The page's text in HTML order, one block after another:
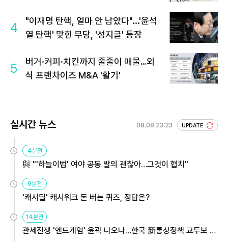
4
"이재명 탄핵, 얼마 안 남았다"...'윤석
열 탄핵' 맞힌 무당, '성지글' 등장
5
버거·커피·치킨까지 줄줄이 매물…외
식 프랜차이즈 M&A '활기'
실시간 뉴스 08.08 23:23 UPDATE
4분전
與 "'하늘이법' 여야 공동 발의 괜찮아…그것이 협치"
9분전
'캐시딜' 캐시워크 돈 버는 퀴즈, 정답은?
14분전
관세전쟁 '엔드게임' 윤곽 나오나…한국 新통상정책 교두보 활